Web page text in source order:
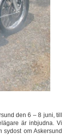
den 6 – 8 juni, till
är inbjudna. Vi
om Askersund